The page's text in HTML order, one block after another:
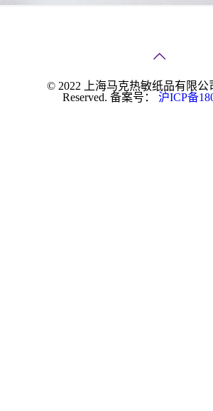
© 2022 上海马克热敏纸品有限公
Reserved. 备案号：
沪ICP备